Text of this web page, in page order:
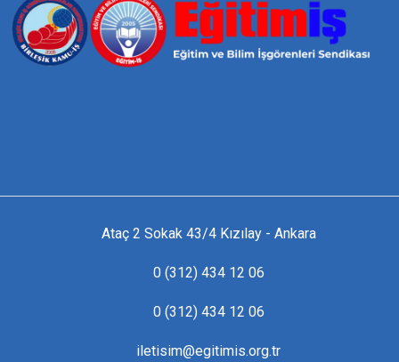
Ataç 2 Sokak 43/4 Kızılay - Ankara
0 (312) 434 12 06
0 (312) 434 12 06
iletisim@egitimis.org.tr